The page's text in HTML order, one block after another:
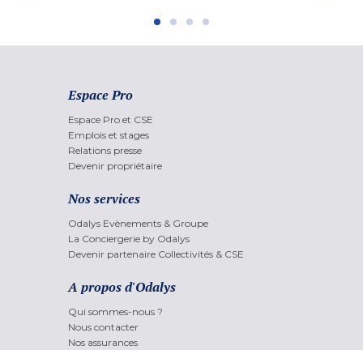
Espace Pro
Espace Pro et CSE
Emplois et stages
Relations presse
Devenir propriétaire
Nos services
Odalys Evènements & Groupe
La Conciergerie by Odalys
Devenir partenaire Collectivités & CSE
A propos d'Odalys
Qui sommes-nous ?
Nous contacter
Nos assurances